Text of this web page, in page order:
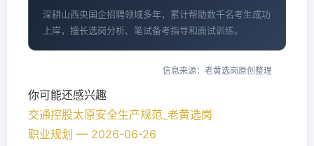
深耕山西央国企招聘领域多年，累计帮助数千名考生成功
上岸，擅长选岗分析、笔试备考指导和面试训练。
信息来源：老黄选岗原创整理
你可能还感兴趣
交通控股太原安全生产规范_老黄选岗
职业规划 — 2026-06-26